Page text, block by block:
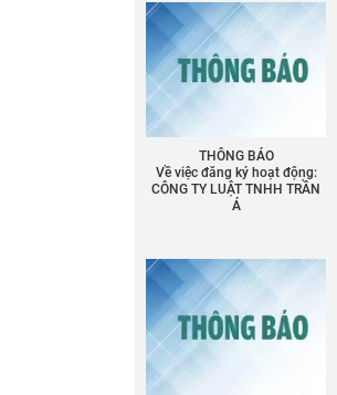
THÔNG BÁO
Về việc đăng ký hoạt động:
CÔNG TY LUẬT TNHH TRẦN
Á